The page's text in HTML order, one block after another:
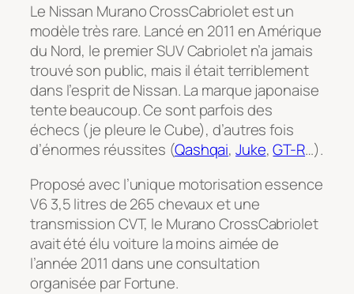
Le Nissan Murano CrossCabriolet est un
modèle très rare. Lancé en 2011 en Amérique
du Nord, le premier SUV Cabriolet n’a jamais
trouvé son public, mais il était terriblement
dans l’esprit de Nissan. La marque japonaise
tente beaucoup. Ce sont parfois des
échecs (je pleure le Cube), d’autres fois
d’énormes réussites (Qashqai,Juke,GT-R…).
Proposé avec l’unique motorisation essence
V6 3,5 litres de 265 chevaux et une
transmission CVT, le Murano CrossCabriolet
avait été élu voiture la moins aimée de
l’année 2011 dans une consultation
organisée par Fortune.